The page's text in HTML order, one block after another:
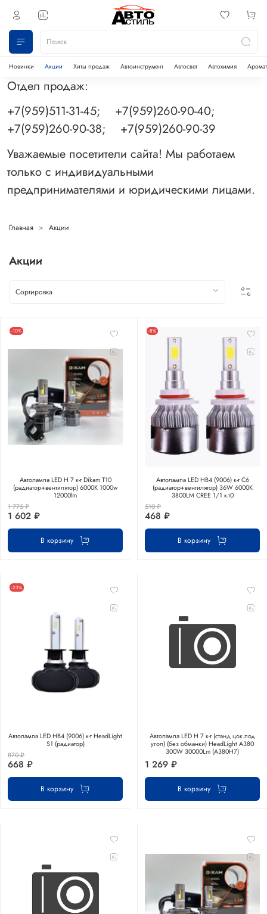
Новинки Акции Хиты продаж Автоинструмент Автосвет Автохимия
Отдел продаж:
+7(959)511-31-45; +7(959)260-90-40;
+7(959)260-90-38; +7(959)260-90-39
Уважаемые посетители сайта! Мы работаем
только с индивидуальными
предпринимателями и юридическими лицами.
Главная Акции
Акции
-10%
Автолампа LED Н 7 к-т Dikam T10
(радиатор+вентилятор) 6000K 1000w
12000lm
1 775 ₽
1 602 ₽
В корзину
-8%
Автолампа LED НB4 (9006) к-т C6
(радиатор+вентилятор) 36W 6000K
3800LM CREE 1/1 к-т0
510 ₽
468 ₽
В корзину
-23%
Автолампа LED НB4 (9006) к-т HeadLight
S1 (радиатор)
870 ₽
668 ₽
В корзину
Автолампа LED Н 7 к-т (станд цок.под
угол) (без обманки) HeadLight A380
300W 30000Lm (A380H7)
1 269 ₽
В корзину